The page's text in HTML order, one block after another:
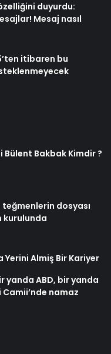
duyurdu:
Mesaj nasıl
itibaren bu
Bülent Bakbak Kimdir ?
dosyası
kurulunda
Yerini Almiş Bir Kariyer
yanda ABD, bir yanda
Camii’nde namaz